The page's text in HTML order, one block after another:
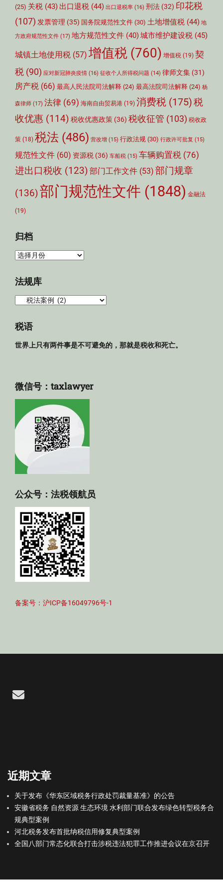
(25) 关税 (43) 出口退税 (44) 出口退税率 (16) 刑法 (32) 印花税
(107) 发票管理 (35) 国务院规范性文件 (30) 土地增值税 (44) 地
方政府规范性文件 (17) 地方规范性文件 (40)城市维护建设税 (45)
城镇土地使用税 (57) 增值税 (760) 增值税 (19) 契
税 (90) 应对新冠肺炎疫情 (16) 征收个人所得税问题 (14) 律师文集 (31)
房产税 (66) 最高人民法院司法解释 (24) 最高法院司法解释 (24) 杨
森律师 (17) 法律 (69) 海南自由贸易港 (19) 消费税 (175)税
收优惠 (114) 税收优惠政策 (36) 税收征管 (103) 税收政
策 (18) 税法 (486) 营改增 (15) 行政法规 (30) 行政许可批复 (15)
规范性文件 (60) 资源税 (36) 车船税 (15) 车辆购置税 (76)
进出口税收 (123) 部门工作文件 (53) 部门规章
(136)部门规范性文件 (1848) 金融法
(19)
归档
归
法规库
库
税语
世界上只有两件事是不可避免的，那就是税收和死亡。
微信号：taxlawyer
公众号：法税领航员
备案号：沪ICP备16049796号-1
Email
近期文章
关于发布《华东区域税务行政处罚裁量基准》的公告
安徽省税务 自然资源 生态环境 水利部门联合发布绿色转型税务合
规典型案例
河北税务发布首批纳税信用修复典型案例
全国八部门常态化联合打击涉税违法犯罪工作推进会议在京召开